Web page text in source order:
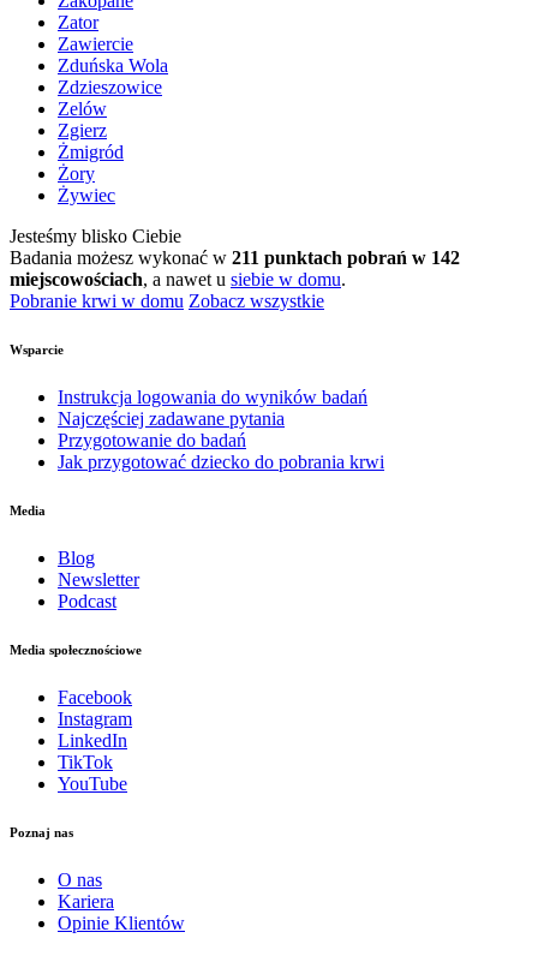
Zator
Zawiercie
Zduńska Wola
Zdzieszowice
Zelów
Zgierz
Żmigród
Żory
Żywiec
Jesteśmy blisko Ciebie
Badania możesz wykonać w 211 punktach pobrań w 142
miejscowościach, a nawet u siebie w domu.
Pobranie krwi w domu Zobacz wszystkie
Wsparcie
Instrukcja logowania do wyników badań
Najczęściej zadawane pytania
Przygotowanie do badań
Jak przygotować dziecko do pobrania krwi
Media
Blog
Newsletter
Podcast
Media społecznościowe
Facebook
Instagram
LinkedIn
TikTok
YouTube
Poznaj nas
O nas
Kariera
Opinie Klientów